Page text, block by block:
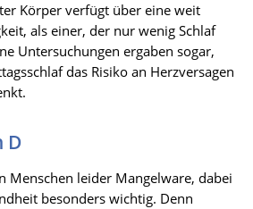
Körper verfügt über eine weit
als einer, der nur wenig Schlaf
Untersuchungen ergaben sogar,
das Risiko an Herzversagen
D
Menschen leider Mangelware, dabei
besonders wichtig. Denn